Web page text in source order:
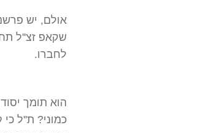
אולם, יש
שקאפ זצ''ל
לחברו.
הוא תומך
כמוני? ת''ל